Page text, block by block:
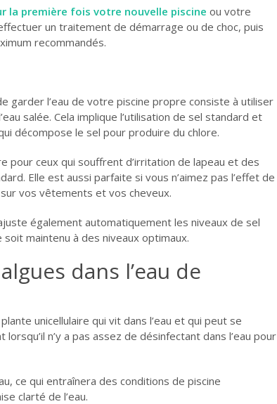
la première fois votre nouvelle piscine ou votre
un traitement de démarrage ou de choc, puis
recommandés.
garder l’eau de votre piscine propre consiste à utiliser
salée. Cela implique l’utilisation de sel standard et
décompose le sel pour produire du chlore.
pour ceux qui souffrent d’irritation de lapeau et des
Elle est aussi parfaite si vous n’aimez pas l’effet de
vos vêtements et vos cheveux.
également automatiquement les niveaux de sel
soit maintenu à des niveaux optimaux.
dans l’eau de
unicellulaire qui vit dans l’eau et qui peut se
n’y a pas assez de désinfectant dans l’eau pour
ce qui entraînera des conditions de piscine
clarté de l’eau.